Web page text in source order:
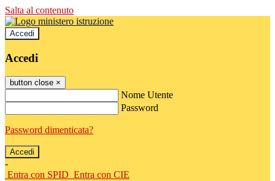
Salta al contenuto
Accedi
Accedi
button close ×
Nome Utente
Password
Password dimenticata?
-
Entra con SPID Entra con CIE